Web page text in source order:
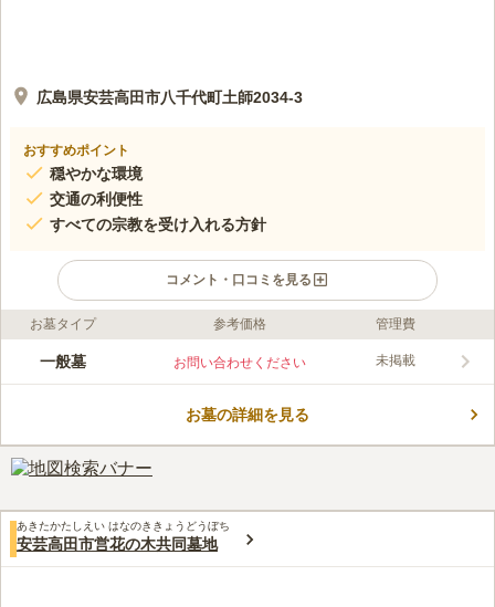
広島県安芸高田市八千代町土師2034-3
おすすめポイント
穏やかな環境
交通の利便性
すべての宗教を受け入れる方針
コメント・口コミを見る
口コミ評価
この霊園はまだ誰からも評価されていません。
お墓タイプ 参考価格 管理費
一般墓 お問い合わせください 未掲載
お墓の詳細を見る
あきたかたしえい はなのききょうどうぼち
安芸高田市営花の木共同墓地